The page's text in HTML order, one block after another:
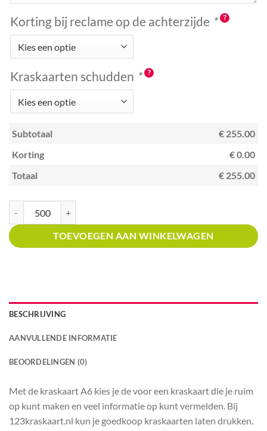
Korting bij reclame op de achterzijde *
Kraskaarten schudden *
Subtotaal
€ 255.00
Korting
€ 0.00
Totaal
€ 255.00
TOEVOEGEN AAN WINKELWAGEN
BESCHRIJVING
AANVULLENDE INFORMATIE
BEOORDELINGEN (0)
Met de kraskaart A6 kies je de voor een kraskaart die je ruim
op kunt maken en veel informatie op kunt vermelden. Bij
123kraskaart.nl kun je goedkoop kraskaarten laten drukken.